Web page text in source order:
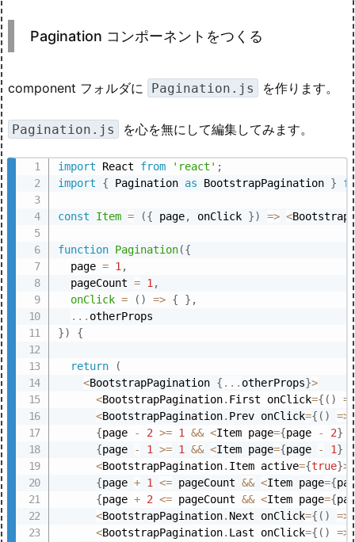
Pagination コンポーネントをつくる
component フォルダに Pagination.js を作ります。
Pagination.js を心を無にして編集してみます。
import React from 'react' ;
import
{ Pagination as BootstrapPagination }
const Item = ({ page, onClick }) => <
function Pagination({
  page
= 1,
  pageCount
= 1,
onClick = ( ) => { } ,
...
}) {
return
(
<BootstrapPagination { ... otherProps}>
<BootstrapPagination. First onClick={ ( )
<BootstrapPagination. Prev onClick={ ( )
=>
{page - 2 >= 1 && <Item page={page - 2}
{page - 1 >= 1 && <Item page={page - 1}
<BootstrapPagination. Item active={true}>
{page + 1 <= pageCount && <Item page={
{page + 2 <= pageCount && <Item page={
<BootstrapPagination. Next onClick={ ( )
=>
<BootstrapPagination. Last onClick={ ( )
=>